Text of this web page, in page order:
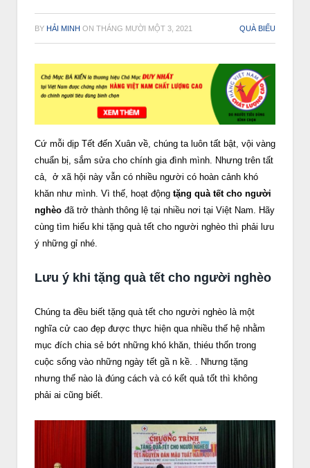
BY HẢI MINH ON THÁNG MƯỜI MỘT 3, 2021 QUÀ BIẾU
Cứ mỗi dịp Tết đến Xuân về, chúng ta luôn tất bật, vội vàng
chuẩn bị, sắm sửa cho chính gia đình mình. Nhưng trên tất
cả, ở xã hội này vẫn có nhiều người có hoàn cảnh khó
khăn như mình. Vì thế, hoạt động tặng quà tết cho người
nghèo đã trở thành thông lệ tại nhiều nơi tại Việt Nam. Hãy
cùng tìm hiểu khi tặng quà tết cho người nghèo thì phải lưu
ý những gỉ nhé.
Lưu ý khi tặng quà tết cho người nghèo
Chúng ta đều biết tặng quà tết cho người nghèo là một
nghĩa cử cao đẹp được thực hiện qua nhiều thế hệ nhằm
mục đích chia sẻ bớt những khó khăn, thiéu thốn trong
cuộc sống vào những ngày tết gầ n kề. . Nhưng tặng
nhưng thế nào là đúng cách và có kết quả tốt thì không
phải ai cũng biết.